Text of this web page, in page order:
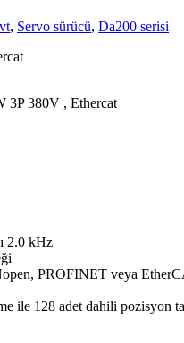
, Servo sürücü, Da200 serisi
3P 380V , Ethercat
2.0 kHz
PROFINET veya
ile 128 adet dahili pozisyon